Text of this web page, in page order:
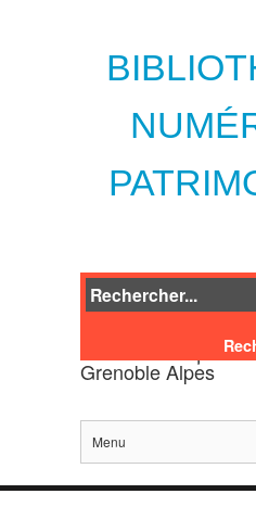
des bibliothèques
Grenoble Alpes
Menu